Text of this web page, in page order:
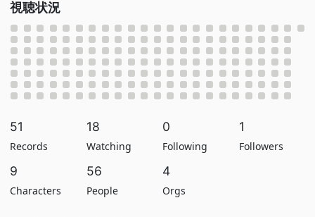
視聴状況
51
Records
18
Watching
0
Following
1
Followers
9
Characters
56
People
4
Orgs